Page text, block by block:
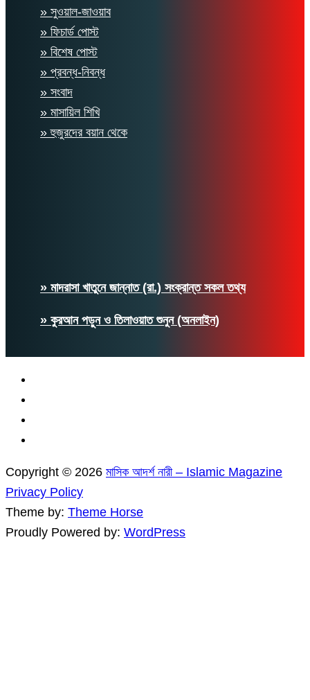
» সুওয়াল-জাওয়াব
» ফিচার্ড পোস্ট
» বিশেষ পোস্ট
» প্রবন্ধ-নিবন্ধ
» সংবাদ
» মাসায়িল শিখি
» হুজুরদের বয়ান থেকে
» মাদরাসা খাতুনে জান্নাত (রা.) সংক্রান্ত সকল তথ্য
» কুরআন পড়ুন ও তিলাওয়াত শুনুন (অনলাইন)
Copyright © 2026 মাসিক আদর্শ নারী – Islamic Magazine
Privacy Policy
Theme by: Theme Horse
Proudly Powered by: WordPress